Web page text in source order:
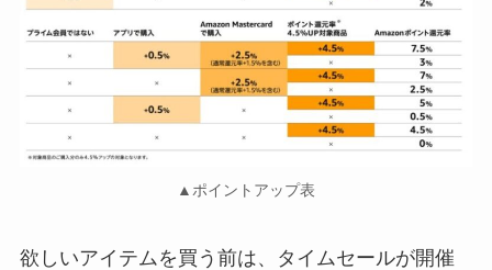
▲ポイントアップ表
欲しいアイテムを買う前は、タイムセールが開催